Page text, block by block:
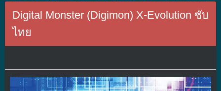
Digital Monster (Digimon) X-Evolution ซับ
ไทย